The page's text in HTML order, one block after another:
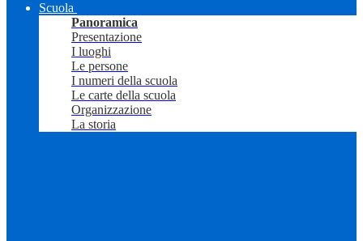
Scuola
Panoramica
Presentazione
I luoghi
Le persone
I numeri della scuola
Le carte della scuola
Organizzazione
La storia